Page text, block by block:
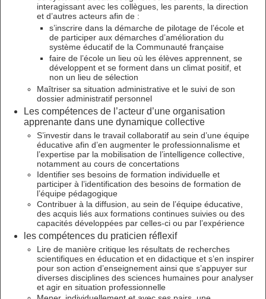
interagissant avec les collègues, les parents, la direction
et d’autres acteurs afin de :
s’inscrire dans la démarche de pilotage de l’école et
de participer aux démarches d’amélioration du
système éducatif de la Communauté française
faire de l’école un lieu où les élèves apprennent, se
développent et se forment dans un climat positif, et
non un lieu de sélection
Maîtriser sa situation administrative et le suivi de son
dossier administratif personnel
Les compétences de l’acteur d’une organisation
apprenante dans une dynamique collective
S’investir dans le travail collaboratif au sein d’une équipe
éducative afin d’en augmenter le professionnalisme et
l’expertise par la mobilisation de l’intelligence collective,
notamment au cours de concertations
Identifier ses besoins de formation individuelle et
participer à l’identification des besoins de formation de
l’équipe pédagogique
Contribuer à la diffusion, au sein de l’équipe éducative,
des acquis liés aux formations continues suivies ou des
capacités développées par celles-ci ou par l’expérience
les compétences du praticien réflexif
Lire de manière critique les résultats de recherches
scientifiques en éducation et en didactique et s’en inspirer
pour son action d’enseignement ainsi que s’appuyer sur
diverses disciplines des sciences humaines pour analyser
et agir en situation professionnelle